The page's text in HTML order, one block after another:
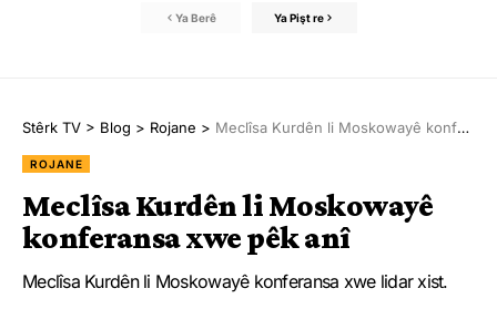
Ya Berê Ya Pişt re
Stêrk TV > Blog > Rojane > Meclîsa Kurdên li Moskowayê konferansa xwe pêk anî
ROJANE
Meclîsa Kurdên li Moskowayê
konferansa xwe pêk anî
Meclîsa Kurdên li Moskowayê konferansa xwe lidar xist.